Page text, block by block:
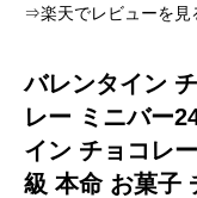
⇒楽天でレビューを見
バレンタイン
レー ミニバー
イン チョコレ
級 本命 お菓子